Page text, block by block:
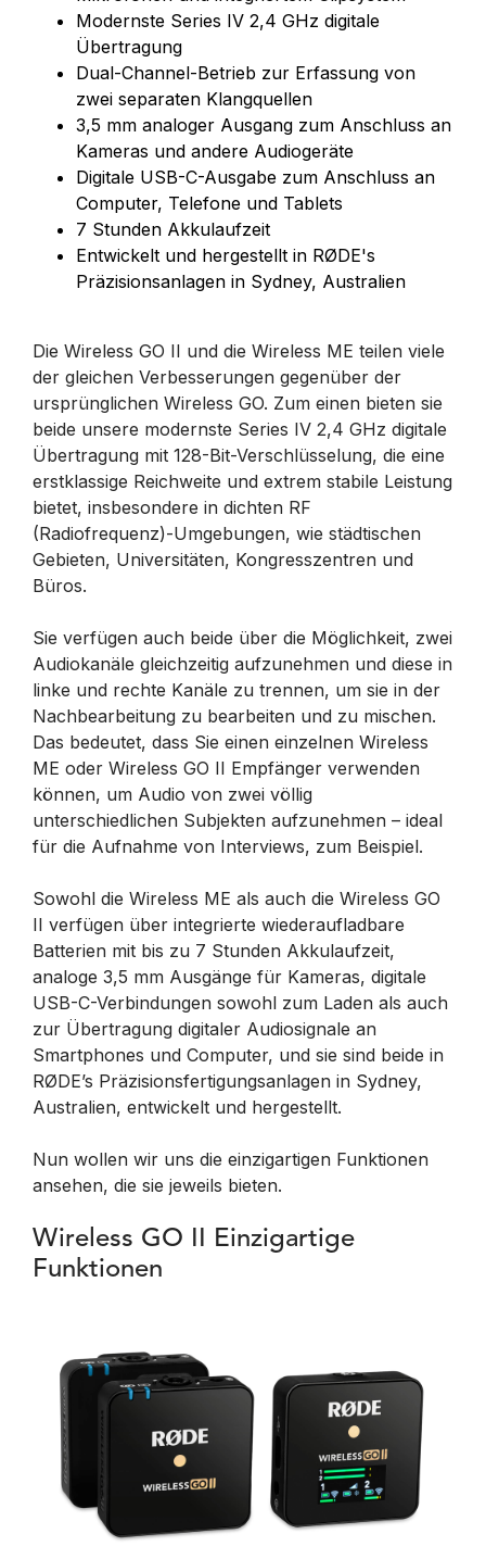
Modernste Series IV 2,4 GHz digitale
Übertragung
Dual-Channel-Betrieb zur Erfassung von
zwei separaten Klangquellen
3,5 mm analoger Ausgang zum Anschluss an
Kameras und andere Audiogeräte
Digitale USB-C-Ausgabe zum Anschluss an
Computer, Telefone und Tablets
7 Stunden Akkulaufzeit
Entwickelt und hergestellt in RØDE's
Präzisionsanlagen in Sydney, Australien
Die Wireless GO II und die Wireless ME teilen viele
der gleichen Verbesserungen gegenüber der
ursprünglichen Wireless GO. Zum einen bieten sie
beide unsere modernste Series IV 2,4 GHz digitale
Übertragung mit 128-Bit-Verschlüsselung, die eine
erstklassige Reichweite und extrem stabile Leistung
bietet, insbesondere in dichten RF
(Radiofrequenz)-Umgebungen, wie städtischen
Gebieten, Universitäten, Kongresszentren und
Büros.
Sie verfügen auch beide über die Möglichkeit, zwei
Audiokanäle gleichzeitig aufzunehmen und diese in
linke und rechte Kanäle zu trennen, um sie in der
Nachbearbeitung zu bearbeiten und zu mischen.
Das bedeutet, dass Sie einen einzelnen Wireless
ME oder Wireless GO II Empfänger verwenden
können, um Audio von zwei völlig
unterschiedlichen Subjekten aufzunehmen – ideal
für die Aufnahme von Interviews, zum Beispiel.
Sowohl die Wireless ME als auch die Wireless GO
II verfügen über integrierte wiederaufladbare
Batterien mit bis zu 7 Stunden Akkulaufzeit,
analoge 3,5 mm Ausgänge für Kameras, digitale
USB-C-Verbindungen sowohl zum Laden als auch
zur Übertragung digitaler Audiosignale an
Smartphones und Computer, und sie sind beide in
RØDE’s Präzisionsfertigungsanlagen in Sydney,
Australien, entwickelt und hergestellt.
Nun wollen wir uns die einzigartigen Funktionen
ansehen, die sie jeweils bieten.
Wireless GO II Einzigartige
Funktionen